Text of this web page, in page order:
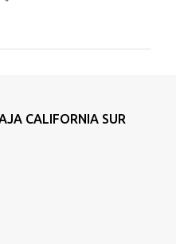
CALIFORNIA SUR